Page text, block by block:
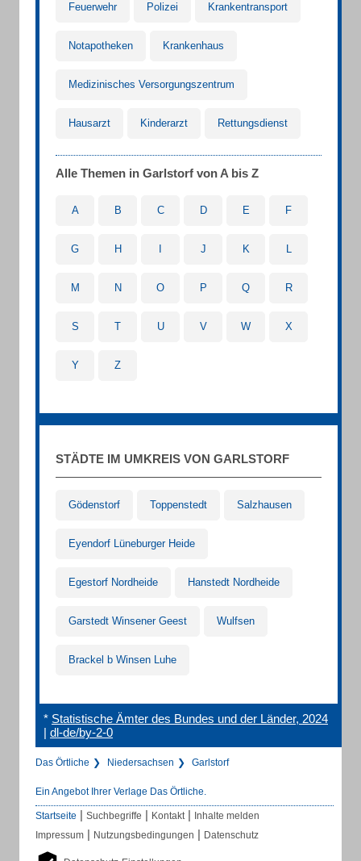
Feuerwehr Polizei Krankentransport
Notapotheken Krankenhaus
Medizinisches Versorgungszentrum
Hausarzt Kinderarzt Rettungsdienst
Alle Themen in Garlstorf von A bis Z
A B C D E F
G H J K L
M N O P Q R
S T U V W X
Y Z
STÄDTE IM UMKREIS VON GARLSTORF
Gödenstorf Toppenstedt Salzhausen
Eyendorf Lüneburger Heide
Egestorf Nordheide Hanstedt Nordheide
Garstedt Winsener Geest Wulfsen
Brackel b Winsen Luhe
* Statistische Ämter des Bundes und der Länder, 2024
| dl-de/by-2-0
Das Örtliche Niedersachsen Garlstorf
Ein Angebot Ihrer Verlage Das Örtliche.
Startseite | Suchbegriffe | Kontakt | Inhalte melden
Impressum | Nutzungsbedingungen | Datenschutz